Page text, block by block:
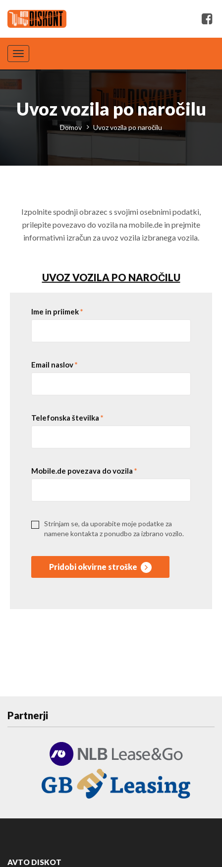
Toggle
navigation
Uvoz vozila po naročilu
Domov Uvoz vozila po naročilu
Izpolnite spodnji obrazec s svojimi osebnimi podatki,
prilepite povezavo do vozila na mobile.de in prejmite
informativni izračun za uvoz vozila izbranega vozila.
UVOZ VOZILA PO NAROČILU
Ime in priimek*
Email naslov*
Telefonska številka *
Mobile.de povezava do vozila *
Strinjam se, da uporabite moje podatke za
namene kontakta z ponudbo za izbrano vozilo.
Pridobi okvirne stroške
Partnerji
AVTO DISKOT